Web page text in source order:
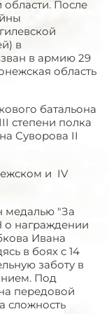
После
в
в армию 29
область
батальона
степени полка
Суворова II
и IV
медалью "За
о награждении
Ивана
в боях с 14
заботу в
Под
передовой
сложность